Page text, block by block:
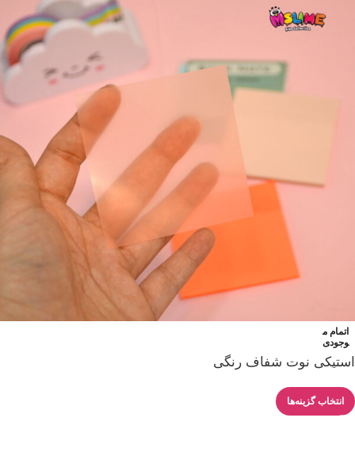
اتمام م
وجودی
استیکی نوت شفاف رنگی
انتخاب گزینه‌ها